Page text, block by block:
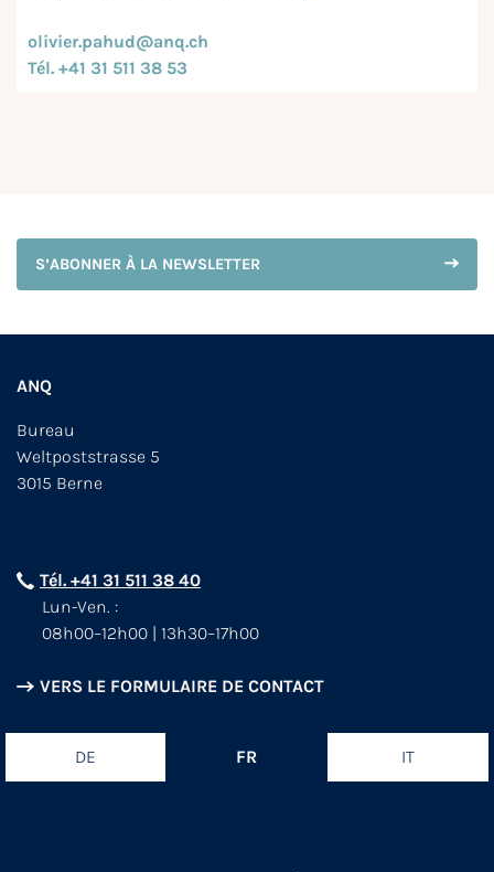
olivier.pahud@anq.ch
Tél. +41 31 511 38 53
S’ABONNER À LA NEWSLETTER
ANQ
Bureau
Weltpoststrasse 5
3015 Berne
Tél. +41 31 511 38 40
Lun-Ven. :
08h00–12h00 | 13h30–17h00
VERS LE FORMULAIRE DE CONTACT
DE FR IT